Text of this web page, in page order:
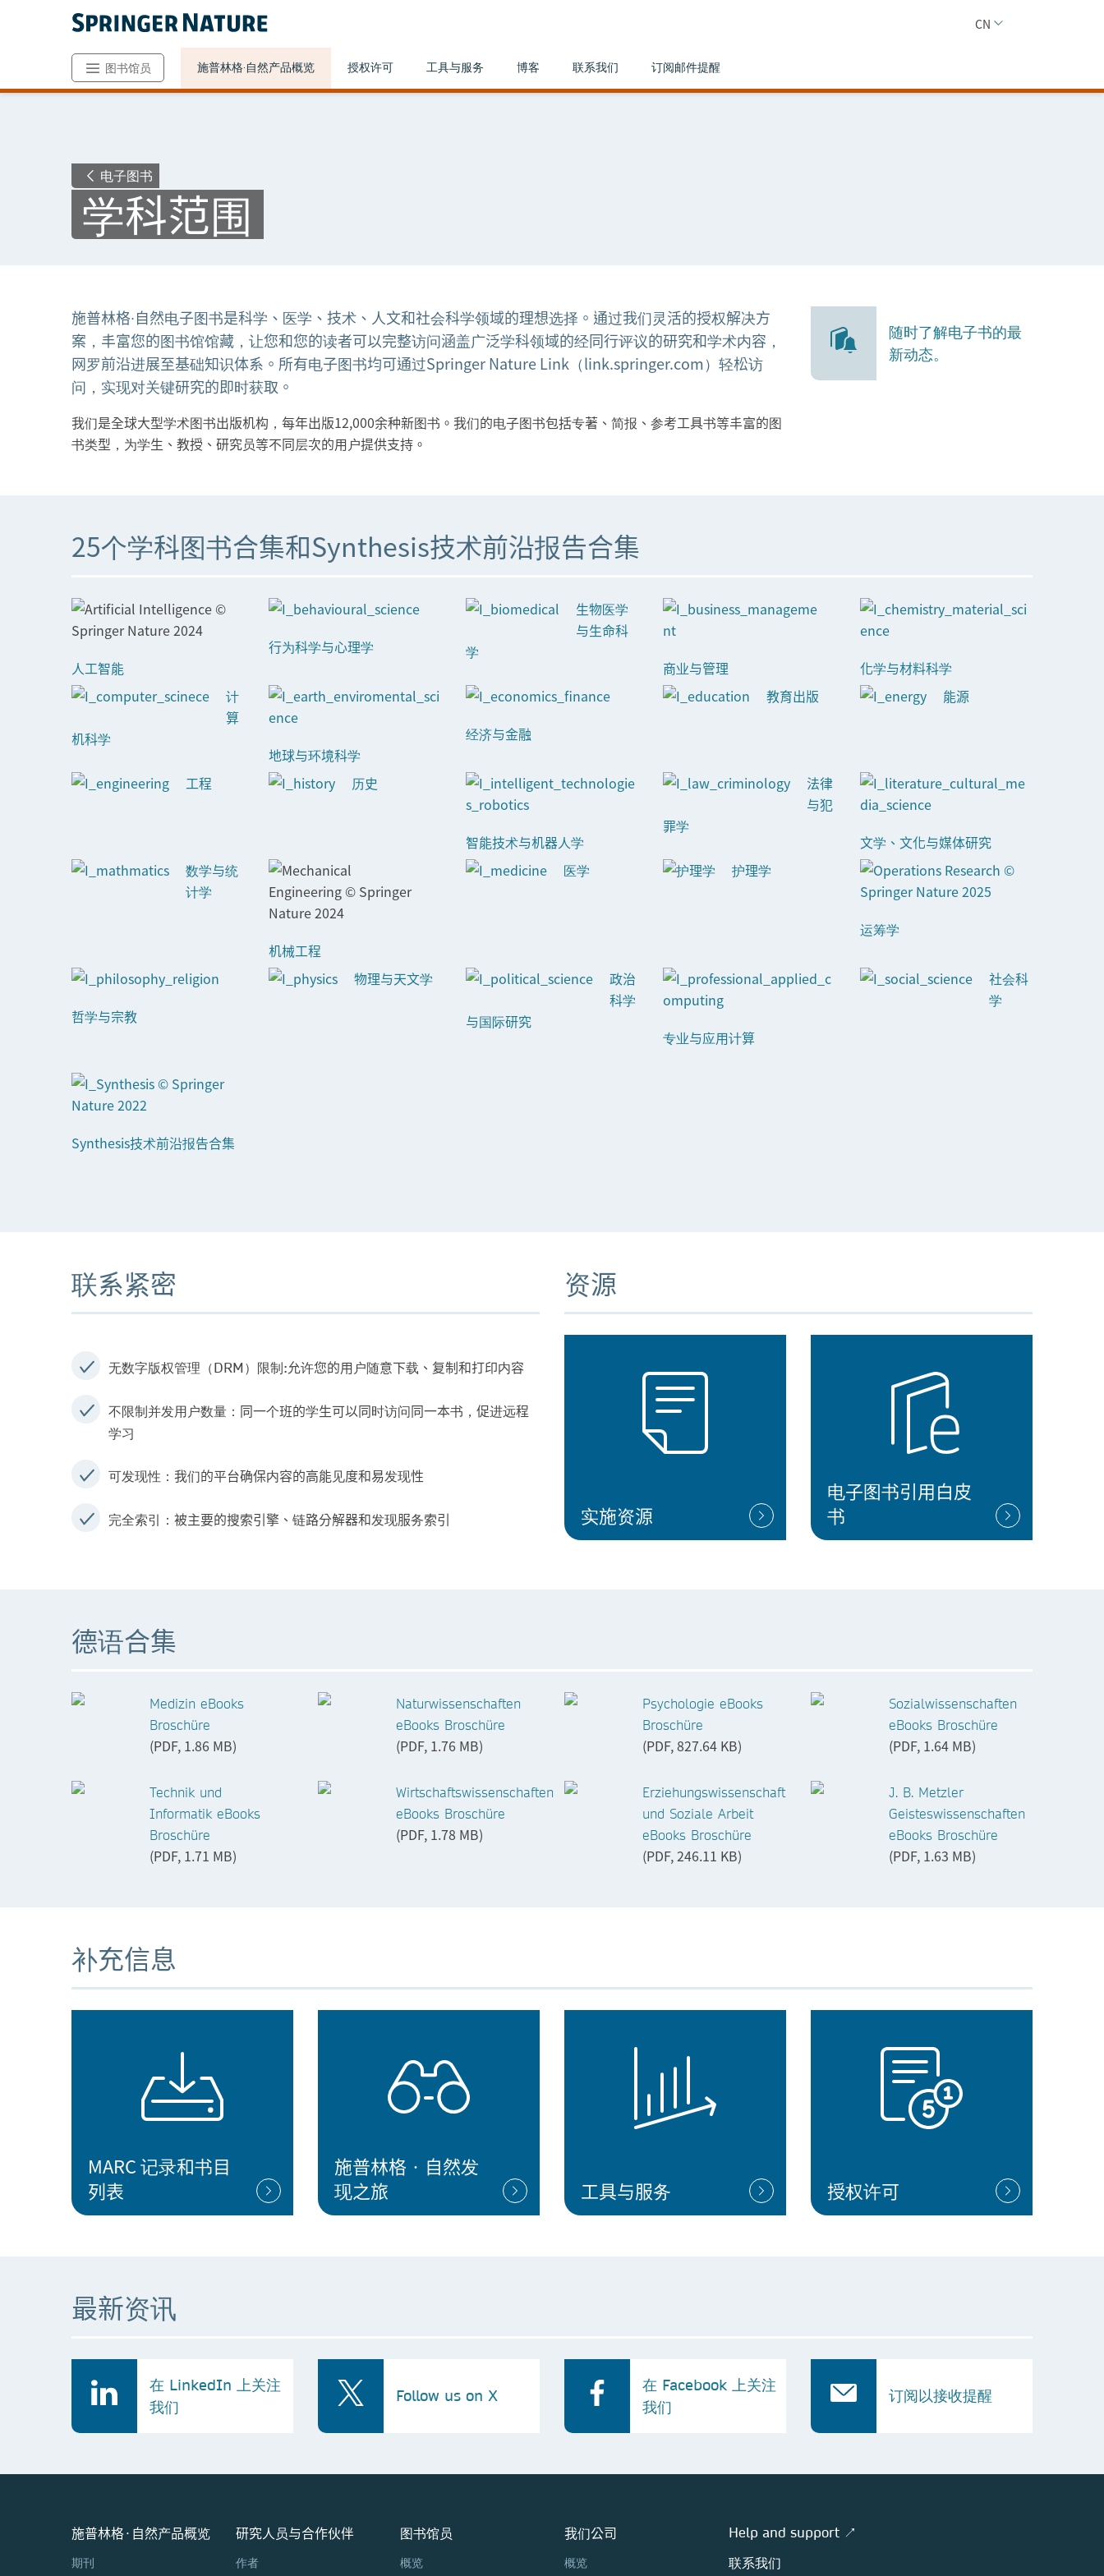
CN
图书馆员 施普林格·自然产品概览 授权许可 工具与服务 博客 联系我们 订阅邮件提醒
电子图书
学科范围
施普林格∙自然电子图书是科学、医学、技术、人文和社会科学领域的理想选择。通过我们灵活的授权解决方
案，丰富您的图书馆馆藏，让您和您的读者可以完整访问涵盖广泛学科领域的经同行评议的研究和学术内容，
网罗前沿进展至基础知识体系。所有电子图书均可通过Springer Nature Link（link.springer.com）轻松访
问，实现对关键研究的即时获取。
我们是全球大型学术图书出版机构，每年出版12,000余种新图书。我们的电子图书包括专著、简报、参考工具书等丰富的图
书类型，为学生、教授、研究员等不同层次的用户提供支持。
随时了解电子书的最
新动态。
25个学科图书合集和Synthesis技术前沿报告合集
人工智能
行为科学与心理学
生物医学
与生命科
学
商业与管理
化学与材料科学
计
算
机科学
地球与环境科学
经济与金融
教育出版 能源
工程 历史
智能技术与机器人学
法律
与犯
罪学
文学、文化与媒体研究
数学与统
计学
机械工程
医学 护理学
运筹学
哲学与宗教
物理与天文学
政治
科学
与国际研究
专业与应用计算
社会科
学
Synthesis技术前沿报告合集
联系紧密
无数字版权管理（DRM）限制:允许您的用户随意下载、复制和打印内容
不限制并发用户数量： 同一个班的学生可以同时访问同一本书，促进远程
学习
可发现性： 我们的平台确保内容的高能见度和易发现性
完全索引： 被主要的搜索引擎、链路分解器和发现服务索引
资源
实施资源
电子图书引用白皮
书
德语合集
Medizin eBooks
Broschüre
(PDF, 1.86 MB)
Naturwissenschaften
eBooks Broschüre
(PDF, 1.76 MB)
Psychologie eBooks
Broschüre
(PDF, 827.64 KB)
Sozialwissenschaften
eBooks Broschüre
(PDF, 1.64 MB)
Technik und
Informatik eBooks
Broschüre
(PDF, 1.71 MB)
Wirtschaftswissenschaften
eBooks Broschüre
(PDF, 1.78 MB)
Erziehungswissenschaft
und Soziale Arbeit
eBooks Broschüre
(PDF, 246.11 KB)
J. B. Metzler
Geisteswissenschaften
eBooks Broschüre
(PDF, 1.63 MB)
补充信息
MARC 记录和书目
列表
施普林格•自然发
现之旅
工具与服务 授权许可
最新资讯
在 LinkedIn 上关注
我们
Follow us on X
在 Facebook 上关注
我们
订阅以接收提醒
施普林格·自然产品概览
期刊
研究人员与合作伙伴
作者
图书馆员
概览
我们公司
概览
Help and support ↗
联系我们